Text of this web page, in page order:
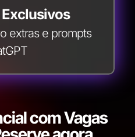
extras e prompts
com Vagas